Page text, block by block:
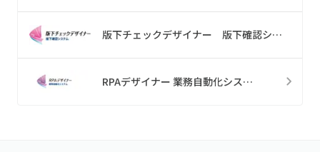
版下チェックデザイナー 版下確認システム
RPAデザイナー 業務自動化システム